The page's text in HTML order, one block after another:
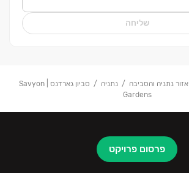
שליחה
אזור נתניה והסביבה נתניה
סביון גארדנס | Savyon
Gardens
פרסום פרויקט